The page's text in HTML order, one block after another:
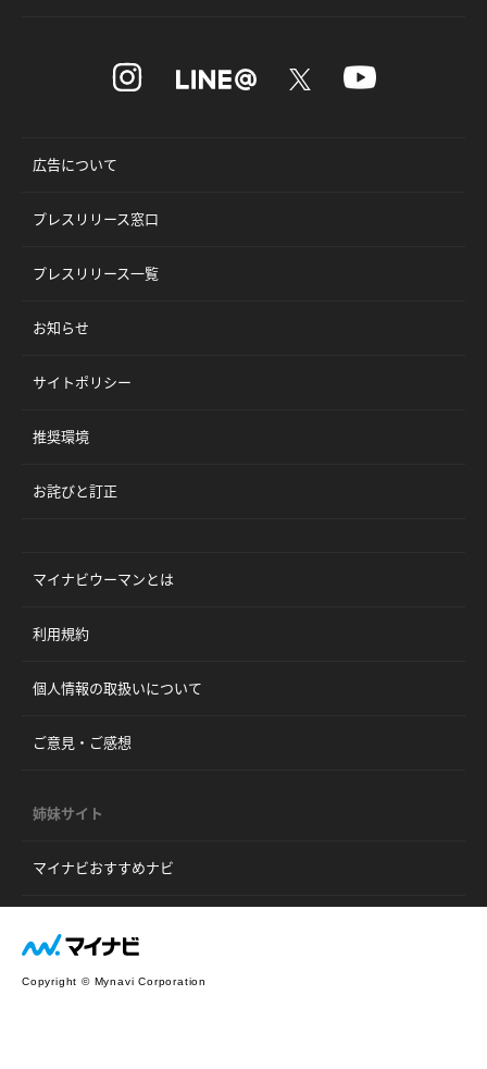
広告について
プレスリリース窓口
プレスリリース一覧
お知らせ
サイトポリシー
推奨環境
お詫びと訂正
マイナビウーマンとは
利用規約
個人情報の取扱いについて
ご意見・ご感想
姉妹サイト
マイナビおすすめナビ
Copyright © Mynavi Corporation